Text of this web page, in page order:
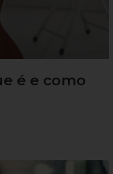
é e como